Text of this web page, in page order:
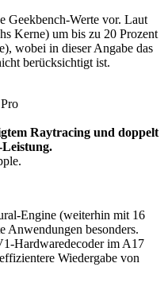
Geekbench-Werte vor. Laut
Kerne) um bis zu 20 Prozent
wobei in dieser Angabe das
berücksichtigt ist.
Raytracing und doppelt
Engine (weiterhin mit 16
besonders.
Hardwaredecoder im A17
Wiedergabe von